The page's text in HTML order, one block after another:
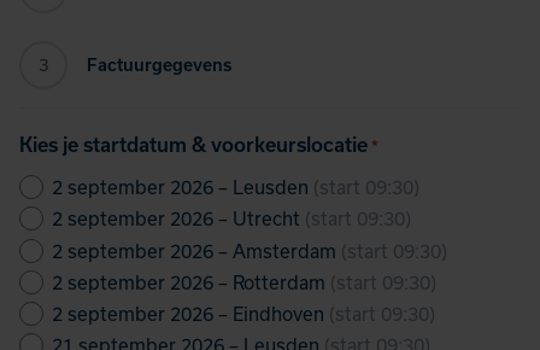
3 Factuurgegevens
Kies je startdatum & voorkeurslocatie *
2 september 2026 – Leusden (start 09:30)
2 september 2026 – Utrecht (start 09:30)
2 september 2026 – Amsterdam (start 09:30)
2 september 2026 – Rotterdam (start 09:30)
2 september 2026 – Eindhoven (start 09:30)